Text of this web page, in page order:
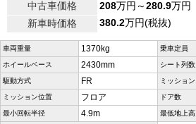
中古車価格
208万円～280.9万円
新車時価格
380.2万円(税抜)
車両重量 1370kg 乗車定員
ホイールベース 2430mm シート列数
駆動方式 FR ミッション
ミッション位置 フロア ドア数
最小回転半径 4.9m 最低地上高